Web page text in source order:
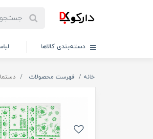
دسته‌بندی کالاها
خانه فهرست محصولات